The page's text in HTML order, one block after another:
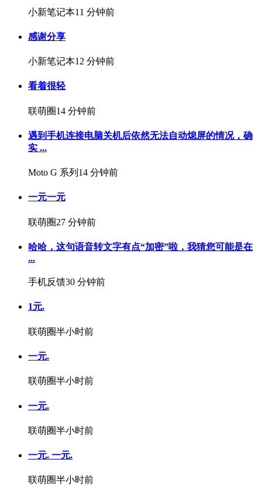
小新笔记本11 分钟前
感谢分享
小新笔记本12 分钟前
看着很轻
联萌圈14 分钟前
遇到手机连接电脑关机后依然无法自动熄屏的情况，确
实 ...
Moto G 系列 14 分钟前
一元一元
联萌圈27 分钟前
哈哈，这句语音转文字有点“加密”啦，我猜您可能是在
...
手机反馈30 分钟前
1元.
联萌圈半小时前
一元.
联萌圈半小时前
一元.
联萌圈半小时前
一元. 一元.
联萌圈半小时前